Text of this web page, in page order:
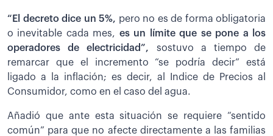
“El decreto dice un 5%, pero no es de forma obligatoria
o inevitable cada mes, es un límite que se pone a los
operadores de electricidad”, sostuvo a tiempo de
remarcar que el incremento “se podría decir” está
ligado a la inflación; es decir, al Indice de Precios al
Consumidor, como en el caso del agua.
Añadió que ante esta situación se requiere “sentido
común” para que no afecte directamente a las familias